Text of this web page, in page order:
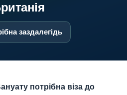
заздалегідь
потрібна віза до